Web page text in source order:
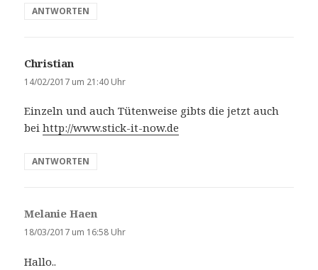
ANTWORTEN
Christian
a
t
:
14/02/2017 um 21:40 Uhr
Einzeln und auch Tütenweise gibts die jetzt auch
beihttp://www.stick-it-now.de
ANTWORTEN
Melanie Haen
a
18/03/2017 um 16:58 Uhr
Hallo..